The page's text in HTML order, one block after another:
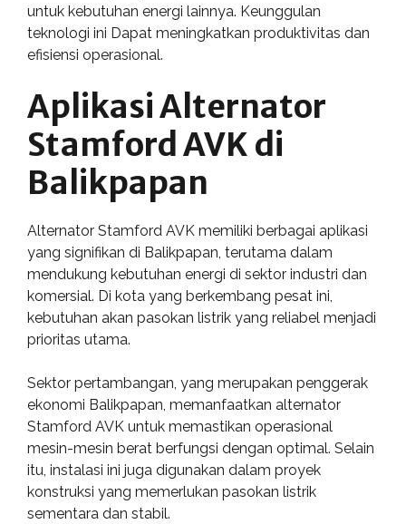
untuk kebutuhan energi lainnya. Keunggulan
teknologi ini Dapat meningkatkan produktivitas dan
efisiensi operasional.
Aplikasi Alternator
Stamford AVK di
Balikpapan
Alternator Stamford AVK memiliki berbagai aplikasi
yang signifikan di Balikpapan, terutama dalam
mendukung kebutuhan energi di sektor industri dan
komersial. Di kota yang berkembang pesat ini,
kebutuhan akan pasokan listrik yang reliabel menjadi
prioritas utama.
Sektor pertambangan, yang merupakan penggerak
ekonomi Balikpapan, memanfaatkan alternator
Stamford AVK untuk memastikan operasional
mesin-mesin berat berfungsi dengan optimal. Selain
itu, instalasi ini juga digunakan dalam proyek
konstruksi yang memerlukan pasokan listrik
sementara dan stabil.